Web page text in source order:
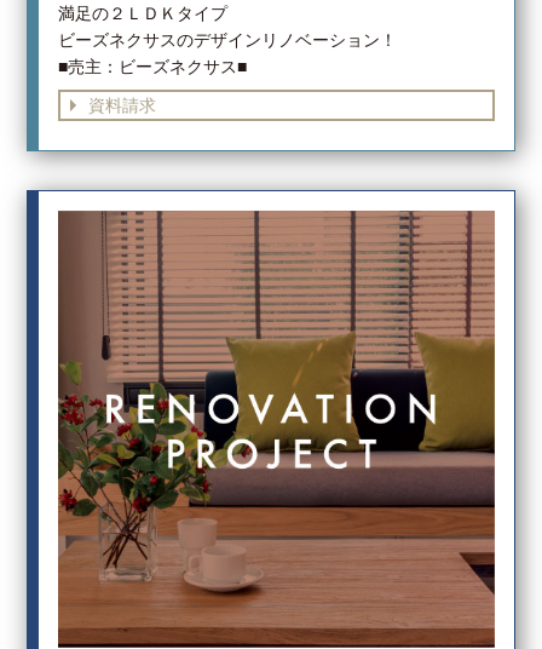
満足の２ＬＤＫタイプ
ビーズネクサスのデザインリノベーション！
■売主：ビーズネクサス■
資料請求